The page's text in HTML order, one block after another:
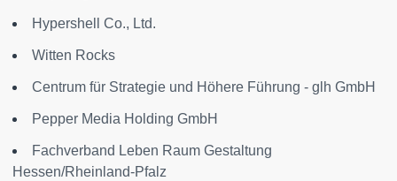
Hypershell Co., Ltd.
Witten Rocks
Centrum für Strategie und Höhere Führung - glh GmbH
Pepper Media Holding GmbH
Fachverband Leben Raum Gestaltung
Hessen/Rheinland-Pfalz